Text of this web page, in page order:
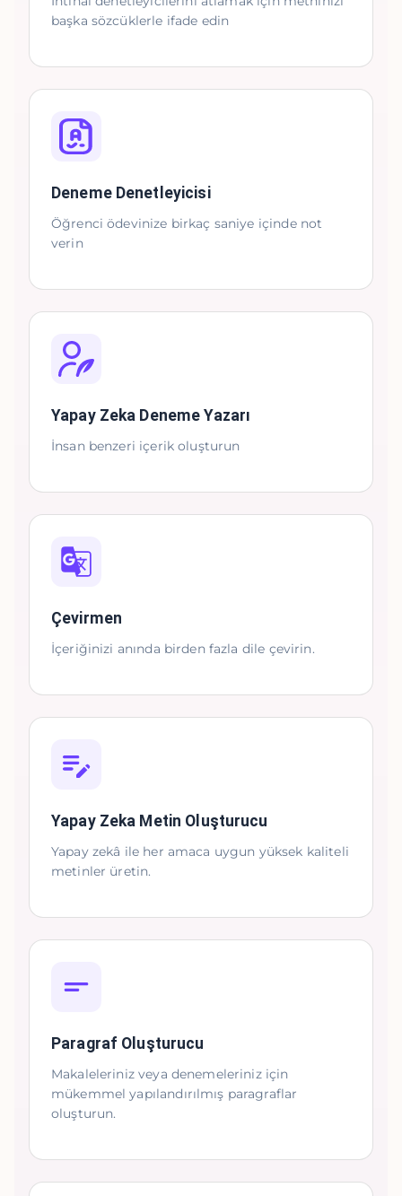
başka sözcüklerle ifade edin
Deneme Denetleyicisi
Öğrenci ödevinize birkaç saniye içinde not
verin
Yapay Zeka Deneme Yazarı
İnsan benzeri içerik oluşturun
Çevirmen
İçeriğinizi anında birden fazla dile çevirin.
Yapay Zeka Metin Oluşturucu
Yapay zekâ ile her amaca uygun yüksek kaliteli
metinler üretin.
Paragraf Oluşturucu
Makaleleriniz veya denemeleriniz için
mükemmel yapılandırılmış paragraflar
oluşturun.